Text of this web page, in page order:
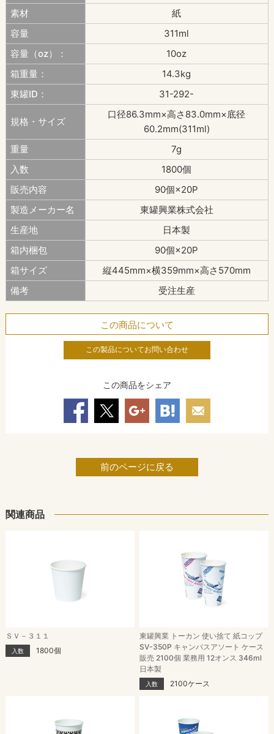
素材
紙
容量
311ml
容量（oz）：
10oz
箱重量：
14.3kg
東罐ID：
31-292-
規格・サイズ
口径86.3mm×高さ83.0mm×底径
60.2mm(311ml)
重量
7g
入数
1800個
販売内容
90個×20P
製造メーカー名
東罐興業株式会社
生産地
日本製
箱内梱包
90個×20P
箱サイズ
縦445mm×横359mm×高さ570mm
備考
受注生産
この商品について
この製品についてお問い合わせ
この商品をシェア
前のページに戻る
関連商品
ＳＶ－３１１
入数 1800個
東罐興業 トーカン 使い捨て 紙コップ
SV-350P キャンパスアソート ケース
販売 2100個 業務用 12オンス 346ml
日本製
入数 2100ケース